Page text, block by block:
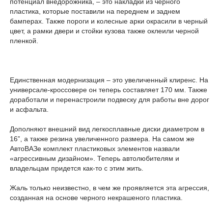
пластика, которые поставили на переднем и заднем
бамперах. Также пороги и колесные арки окрасили в черный
цвет, а рамки двери и стойки кузова также оклеили черной
пленкой.
Единственная модернизация – это увеличенный клиренс. На
универсале-кроссовере он теперь составляет 170 мм. Также
доработали и перенастроили подвеску для работы вне дорог
и асфальта.
Дополняют внешний вид легкосплавные диски диаметром в
16”, а также резина увеличенного размера. На самом же
АвтоВАЗе комплект пластиковых элементов назвали
«агрессивным дизайном». Теперь автолюбителям и
владельцам придется как-то с этим жить.
Жаль только неизвестно, в чем же проявляется эта агрессия,
созданная на основе черного некрашеного пластика.